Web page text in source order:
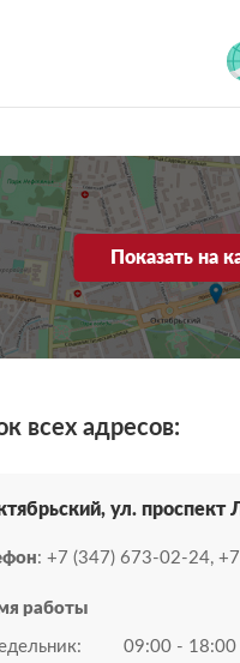
Показать на
всех адресов:
ул. проспект
: +7 (347) 673-02-24,
работы
09:00 - 18:00